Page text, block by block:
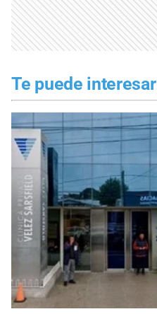
Te puede interesar